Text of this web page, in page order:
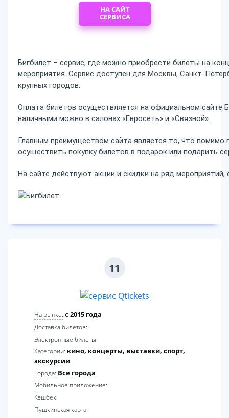
НА САЙТ
СЕРВИСА
Бигбилет – сервис, где можно приобрести билеты на
мероприятия. Сервис доступен для Москвы, Санкт-
крупных городов.
Оплата билетов осуществляется на официальном
наличными можно в салонах «Евросеть» и «Связной».
Главным преимуществом сайта является то, что
осуществить покупку билетов в подарок или подарить
На сайте действуют акции и скидки на ряд
11
На рынке: c 2015 года
Доставка билетов:
Электронные билеты:
Категории: кино, концерты, выставки, спорт,
экскурсии
Города: Все города
Мобильное приложение:
Кэшбек:
Пушкинская карта: